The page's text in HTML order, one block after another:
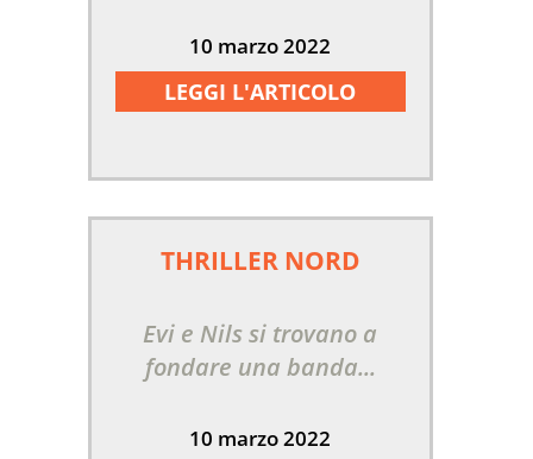
10 marzo 2022
LEGGI L'ARTICOLO
THRILLER NORD
Evi e Nils si trovano a
fondare una banda...
10 marzo 2022